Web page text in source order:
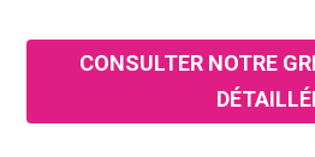
CONSULTER NOTRE